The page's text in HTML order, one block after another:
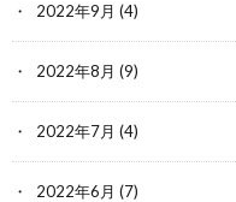
2022年9月 (4)
2022年8月 (9)
2022年7月 (4)
2022年6月 (7)